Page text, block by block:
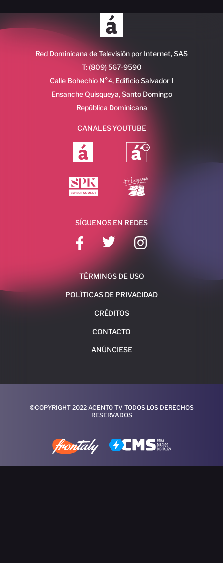
Red Dominicana de Televisión por Internet, SAS
T: (809) 567-9590
Calle Bohechio N°4, Edificio Salvador I
Ensanche Quisqueya, Santo Domingo
República Dominicana
CANALES YOUTUBE
SÍGUENOS EN REDES
TÉRMINOS DE USO
POLÍTICAS DE PRIVACIDAD
CRÉDITOS
CONTACTO
ANÚNCIESE
©COPYRIGHT 2022 ACENTO TV TODOS LOS DERECHOS
RESERVADOS